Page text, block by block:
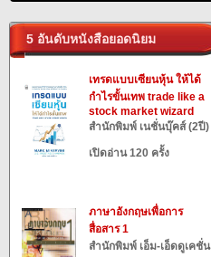
5 อันดับหนังสือยอดนิยม
เทรดแบบเซียนหุ้น ให้ได้
กำไรขั้นเทพ trade like a
stock market wizard
สำนักพิมพ์ เนชั่นบุ๊คส์ (2ปี)
เปิดอ่าน 120 ครั้ง
ภาษาอังกฤษเพื่อการ
สื่อสาร 1
สำนักพิมพ์ เอ็ม-เอ็ดดูเคชั่น